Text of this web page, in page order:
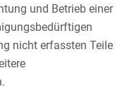
und Betrieb einer
nicht erfassten Teile